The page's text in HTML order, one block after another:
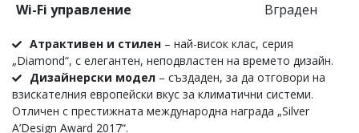
Wi-Fi управление
Вграден
Атрактивен и стилен – най-висок клас, серия
„Diamond“, с елегантен, неподвластен на времето дизайн.
Дизайнерски модел – създаден, за да отговори на
взискателния европейски вкус за климатични системи.
Отличен с престижната международна награда „Silver
A’Design Award 2017“.